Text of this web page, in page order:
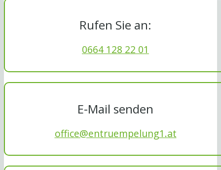
Rufen Sie an:
0664 128 22 01
E-Mail senden
office@entruempelung1.at